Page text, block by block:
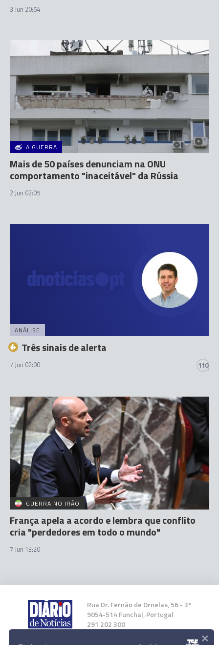
3 Jun 20:54
A GUERRA
Mais de 50 países denunciam na ONU
comportamento "inaceitável" da Rússia
2 Jun 02:05
ANÁLISE
Três sinais de alerta
7 Jun 02:00 110
GUERRA NO IRÃO
França apela a acordo e lembra que conflito
cria "perdedores em todo o mundo"
7 Jun 13:20
Rua Dr. Fernão de Ornelas, 56 - 3º
9054-514 Funchal, Portugal
291 202 300
×